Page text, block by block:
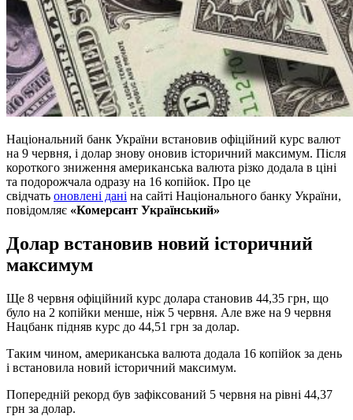
Національний банк України встановив офіційний курс валют
на 9 червня, і долар знову оновив історичний максимум. Після
короткого зниження американська валюта різко додала в ціні
та подорожчала одразу на 16 копійок. Про це
свідчать оновлені дані на сайті Національного банку України,
повідомляє «Комерсант Український»
Долар встановив новий історичний
максимум
Ще 8 червня офіційний курс долара становив 44,35 грн, що
було на 2 копійки менше, ніж 5 червня. Але вже на 9 червня
Нацбанк підняв курс до 44,51 грн за долар.
Таким чином, американська валюта додала 16 копійок за день
і встановила новий історичний максимум.
Попередній рекорд був зафіксований 5 червня на рівні 44,37
грн за долар.